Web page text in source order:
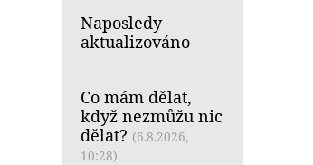
Naposledy
aktualizováno
Co mám dělat,
když nezmůžu nic
dělat? (6.8.2026,
10:28)